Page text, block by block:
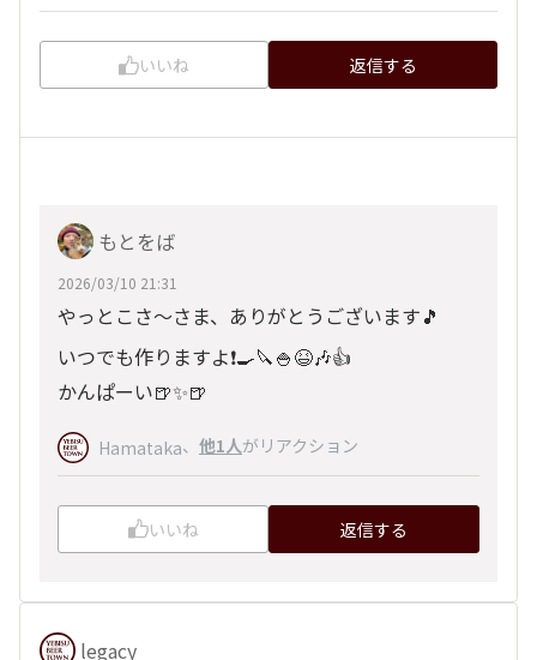
いいね 返信する
もとをば
2026/03/10 21:31
やっとこさ～さま、ありがとうございます🎵
いつでも作りますよ❗🍳🔪🍚😆🎶👍
かんぱーい🍺✨🍺
Hamataka、 他1人がリアクション
いいね 返信する
legacy